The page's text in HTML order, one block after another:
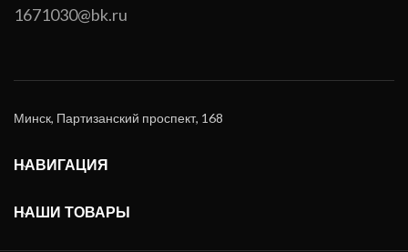
1671030@bk.ru
Минск, Партизанский проспект, 168
НАВИГАЦИЯ
НАШИ ТОВАРЫ